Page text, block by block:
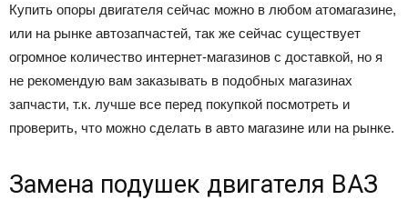
Купить опоры двигателя сейчас можно в любом атомагазине,
или на рынке автозапчастей, так же сейчас существует
огромное количество интернет-магазинов с доставкой, но я
не рекомендую вам заказывать в подобных магазинах
запчасти, т.к. лучше все перед покупкой посмотреть и
проверить, что можно сделать в авто магазине или на рынке.
Замена подушек двигателя ВАЗ